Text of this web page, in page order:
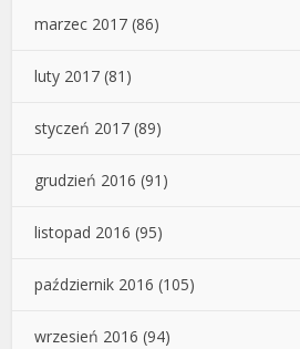
marzec 2017 (86)
luty 2017 (81)
styczeń 2017 (89)
grudzień 2016 (91)
listopad 2016 (95)
październik 2016 (105)
wrzesień 2016 (94)